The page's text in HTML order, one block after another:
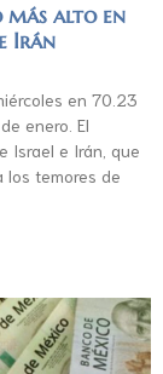
más alto en
Irán
en 70.23
enero. El
Israel e Irán, que
los temores de